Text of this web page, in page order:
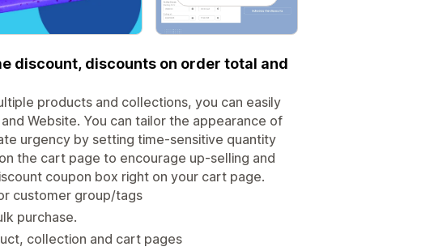
discount, discounts on order total and
products and collections, you can easily
Website. You can tailor the appearance of
urgency by setting time-sensitive quantity
the cart page to encourage up-selling and
coupon box right on your cart page.
customer group/tags
purchase.
collection and cart pages